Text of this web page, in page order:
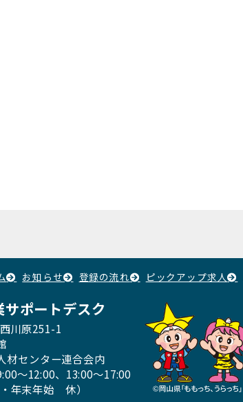
お知らせ 登録の流れ ピックアップ求人
ポートデスク
川原251-1
材センター連合会内
～12:00、13:00〜17:00
年末年始 休）